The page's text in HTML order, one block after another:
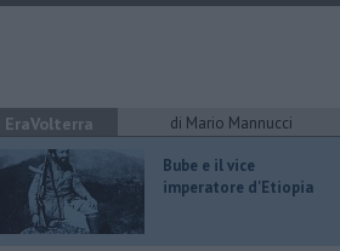
EraVolterra di Mario Mannucci
​Bube e il vice
imperatore d'Etiopia